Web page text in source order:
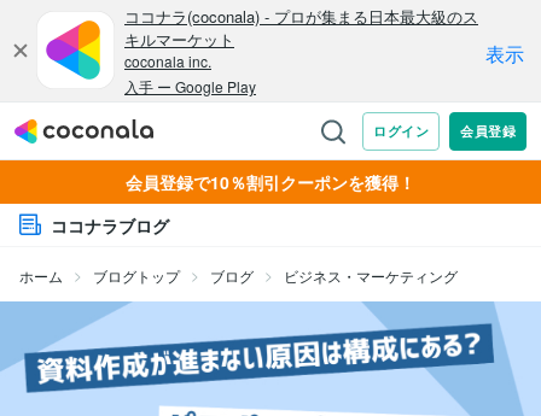
会員登録で10％割引クーポンを獲得！
ココナラブログ
ホーム ブログトップ ブログ ビジネス・マーケティング